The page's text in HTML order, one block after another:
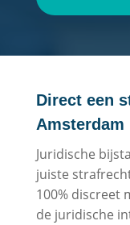
Direct een
Amsterdam
Juridische
juiste
100% discreet
de juridische